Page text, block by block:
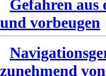
Gefahren
und vorbeugen
zunehmend